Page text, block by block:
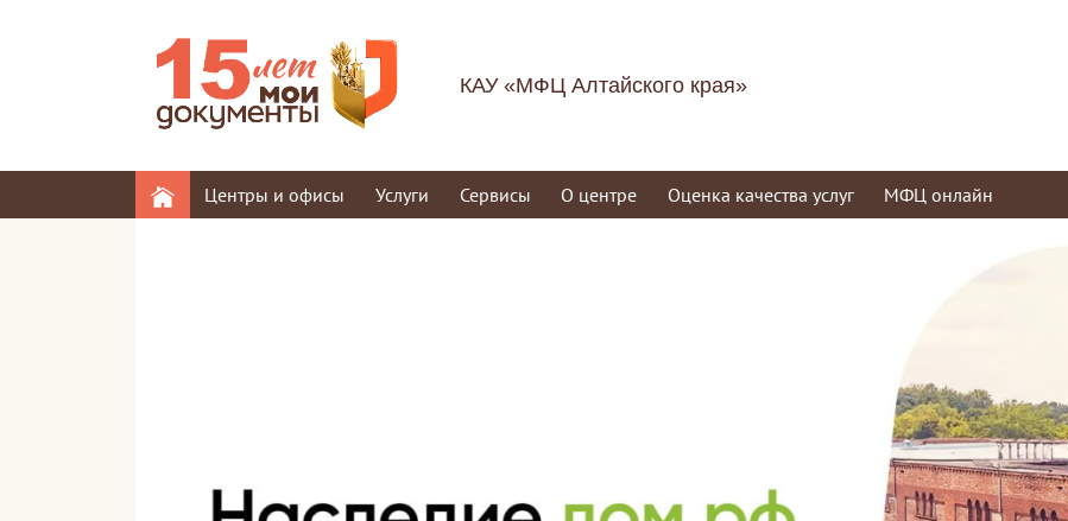
КАУ «МФЦ Алтайского края»
Центры и офисы Услуги Сервисы О центре Оценка качества услуг МФЦ онлайн